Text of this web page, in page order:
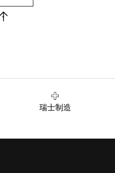
瑞士制造